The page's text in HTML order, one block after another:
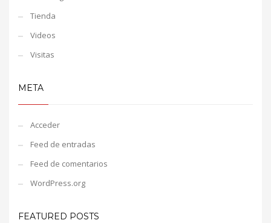
Tienda
Videos
Visitas
META
Acceder
Feed de entradas
Feed de comentarios
WordPress.org
FEATURED POSTS